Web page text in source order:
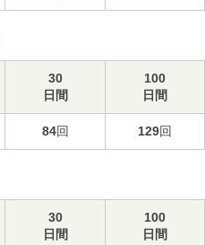
30
日間
100
日間
84回 129回
30
日間
100
日間